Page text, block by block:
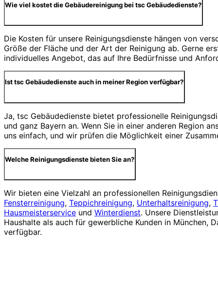
Wie viel kostet die Gebäudereinigung bei tsc Gebäudedienste?
Die Kosten für unsere Reinigungsdienste hängen von
Größe der Fläche und der Art der Reinigung ab. Gerne
individuelles Angebot, das auf Ihre Bedürfnisse und
Ist tsc Gebäudedienste auch in meiner Region verfügbar?
Ja, tsc Gebäudedienste bietet professionelle
und ganz Bayern an. Wenn Sie in einer anderen Region
uns einfach, und wir prüfen die Möglichkeit einer
Welche Reinigungsdienste bieten Sie an?
Wir bieten eine Vielzahl an professionellen
Fensterreinigung, Teppichreinigung, Unterhaltsreinigung,
Hausmeisterservice und Winterdienst. Unsere
Haushalte als auch für gewerbliche Kunden in München,
verfügbar.